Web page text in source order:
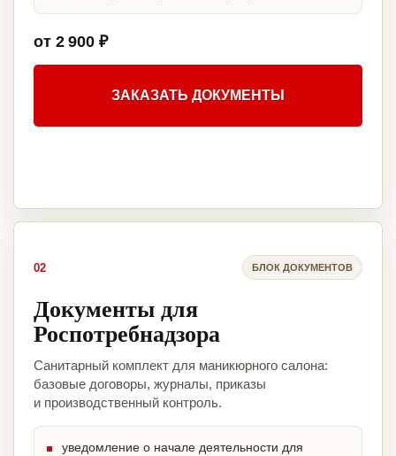
от 2 900 ₽
ЗАКАЗАТЬ ДОКУМЕНТЫ
02 БЛОК ДОКУМЕНТОВ
Документы для
Роспотребнадзора
Санитарный комплект для маникюрного салона:
базовые договоры, журналы, приказы
и производственный контроль.
уведомление о начале деятельности для